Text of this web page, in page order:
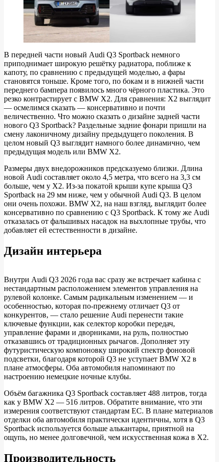
В передней части новый Audi Q3 Sportback немного
приподнимает широкую решётку радиатора, поближе к
капоту, по сравнению с предыдущей моделью, а фары
становятся тоньше. Кроме того, по бокам и в нижней части
переднего бампера появилось много чёрного пластика. Это
резко контрастирует с BMW X2. Для сравнения: X2 выглядит
— осмелимся сказать — консервативно и почти
величественно. Что можно сказать о дизайне задней части
нового Q3 Sportback? Раздельные задние фонари пришли на
смену лаконичному дизайну предыдущего поколения. В
целом новый Q3 выглядит намного более динамично, чем
предыдущая модель или BMW X2.
Размеры двух внедорожников предсказуемо близки. Длина
новой Audi составляет около 4,5 метра, что всего на 3,3 см
больше, чем у X2. Из-за покатой крыши купе крыша Q3
Sportback на 29 мм ниже, чем у обычной Audi Q3. В целом
они очень похожи. BMW X2, на наш взгляд, выглядит более
консервативно по сравнению с Q3 Sportback. К тому же Audi
отказалась от фальшивых насадок на выхлопные трубы, что
добавляет ей естественности в дизайне.
Дизайн интерьера
Внутри Audi Q3 2026 года вас сразу же встречает кабина с
нестандартным расположением элементов управления на
рулевой колонке. Самым радикальным изменением — и
особенностью, которая по-прежнему отличает Q3 от
конкурентов, — стало решение Audi перенести такие
ключевые функции, как селектор коробки передач,
управление фарами и дворниками, на руль, полностью
отказавшись от традиционных рычагов. Дополняет эту
футуристическую компоновку широкий спектр фоновой
подсветки, благодаря которой Q3 не уступает BMW X2 в
плане атмосферы. Оба автомобиля напоминают по
настроению немецкие ночные клубы.
Объём багажника Q3 Sportback составляет 488 литров, тогда
как у BMW X2 — 516 литров. Обратите внимание, что эти
измерения соответствуют стандартам ЕС. В плане материалов
отделки оба автомобиля практически идентичны, хотя в Q3
Sportback используется больше алькантары, приятной на
ощупь, но менее долговечной, чем искусственная кожа в X2.
Производительность